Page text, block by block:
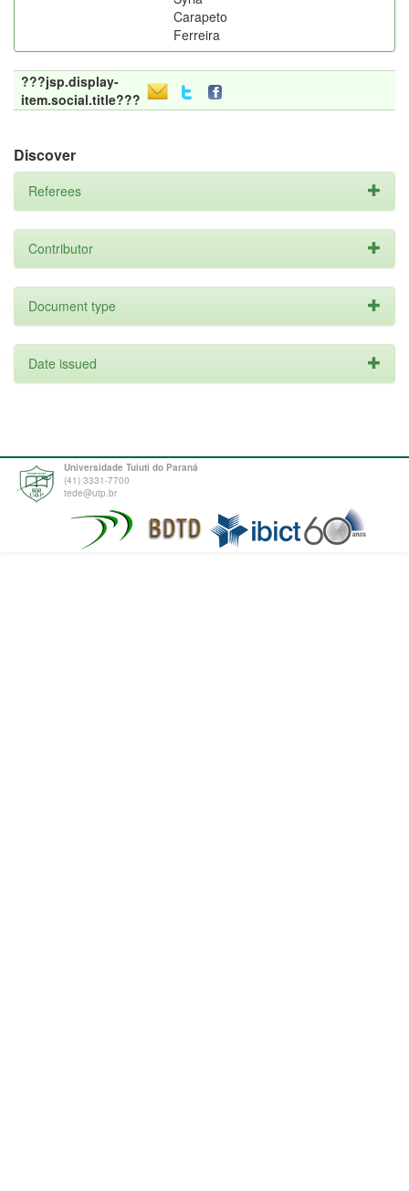
Carapeto
Ferreira
???jsp.display-
item.social.title???
Discover
Referees
Contributor
Document type
Date issued
Universidade Tuiuti do Paraná
(41) 3331-7700
tede@utp.br